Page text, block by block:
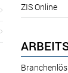
ZIS Online